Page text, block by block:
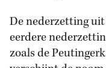
De nederzetting
eerdere
zoals de